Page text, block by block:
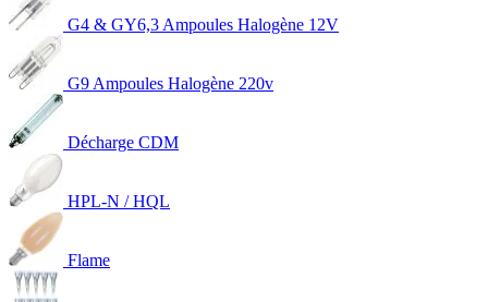
G4 & GY6,3 Ampoules Halogène 12V
G9 Ampoules Halogène 220v
Décharge CDM
HPL-N / HQL
Flame